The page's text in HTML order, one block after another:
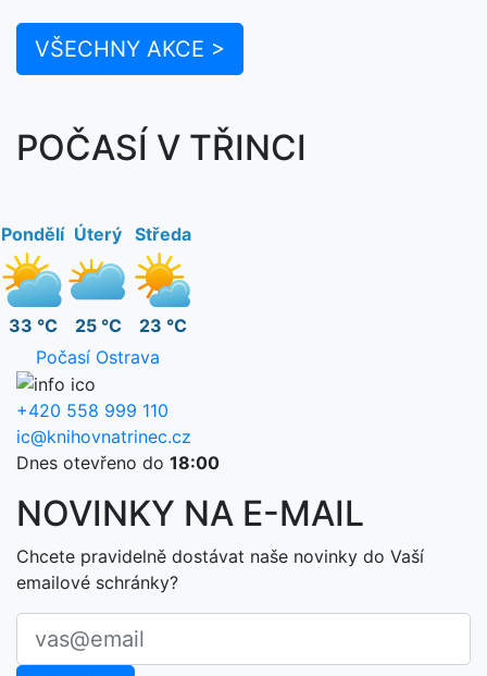
VŠECHNY AKCE >
POČASÍ V TŘINCI
Pondělí
33 °C
Úterý
25 °C
Středa
23 °C
Počasí Ostrava
+420 558 999 110
ic@knihovnatrinec.cz
Dnes otevřeno do 18:00
NOVINKY NA E-MAIL
Chcete pravidelně dostávat naše novinky do Vaší
emailové schránky?